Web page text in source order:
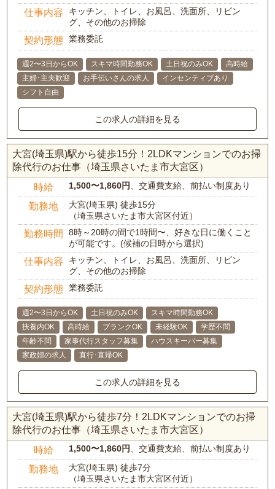
仕事内容
キッチン、トイレ、お風呂、洗面所、リビン
グ、その他のお掃除
契約形態 業務委託
週2〜3日からOK スキマ時間勤務OK 土日祝のみOK
高時給
主婦･主夫歓迎
お手伝いさんの求人
インセンティブあり
シフト自由
この求人の詳細を見る
大宮(埼玉県)駅から徒歩15分！2LDKマンションでのお掃
除代行のお仕事（埼玉県さいたま市大宮区）
時給 1,500〜1,860円 、交通費支給、前払い制度あり
勤務地
大宮(埼玉県) 徒歩15分
（埼玉県さいたま市大宮区付近）
勤務時間
8時～20時の間で1時間〜、好きな日に働くこと
が可能です。(候補の日時から選択)
仕事内容
キッチン、トイレ、お風呂、洗面所、リビン
グ、その他のお掃除
契約形態 業務委託
週2〜3日からOK 土日祝のみOK
スキマ時間勤務OK
扶養内OK
高時給 ブランクOK 未経験OK
学歴不問
年齢不問
家事代行スタッフ募集
ハウスキーパー募集
家政婦の求人
直行･直帰OK
この求人の詳細を見る
大宮(埼玉県)駅から徒歩7分！2LDKマンションでのお掃
除代行のお仕事（埼玉県さいたま市大宮区）
時給 1,500〜1,860円 、交通費支給、前払い制度あり
勤務地
大宮(埼玉県) 徒歩7分
（埼玉県さいたま市大宮区付近）